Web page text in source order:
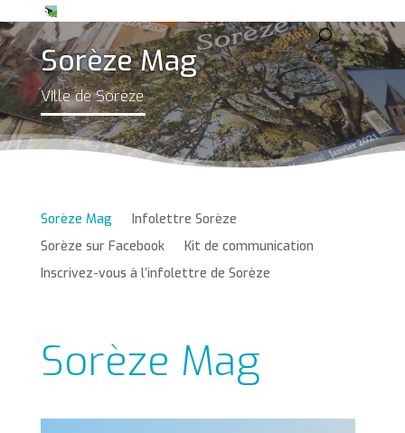
Sorèze Mag
Ville de Sorèze
Sorèze Mag
Infolettre Sorèze
Sorèze sur Facebook
Kit de communication
Inscrivez-vous à l’infolettre de Sorèze
Sorèze Mag